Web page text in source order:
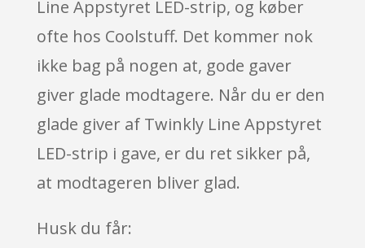
Line Appstyret LED-strip, og køber
ofte hos Coolstuff. Det kommer nok
ikke bag på nogen at, gode gaver
giver glade modtagere. Når du er den
glade giver af Twinkly Line Appstyret
LED-strip i gave, er du ret sikker på,
at modtageren bliver glad.
Husk du får: